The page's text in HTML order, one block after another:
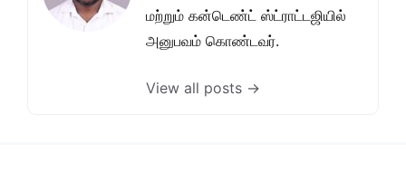
மற்றும் கன்டெண்ட் ஸ்ட்ராட்டஜியில்
அனுபவம் கொண்டவர்.
View all posts →